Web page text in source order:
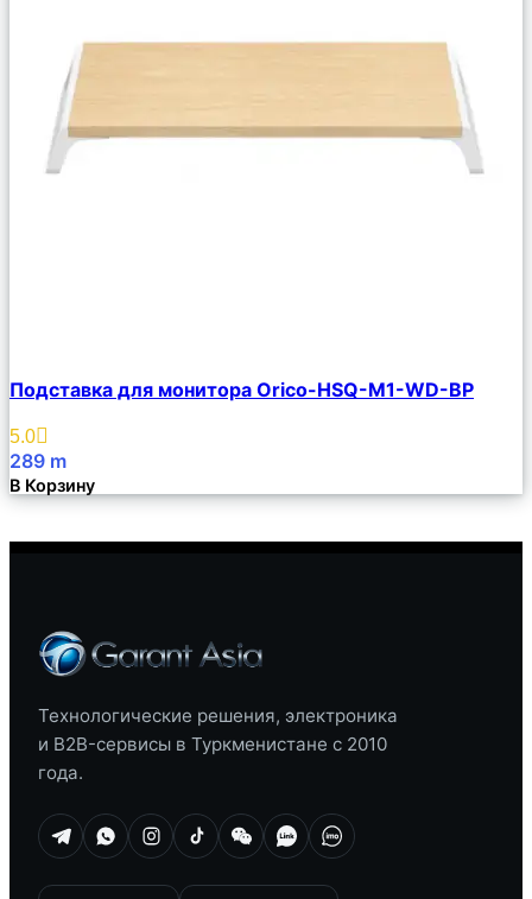
Описание
Избранное
Подставка для монитора Orico-HSQ-M1-WD-BP
5.0
289 m
В Корзину
Технологические решения, электроника
и B2B-сервисы в Туркменистане с 2010
года.